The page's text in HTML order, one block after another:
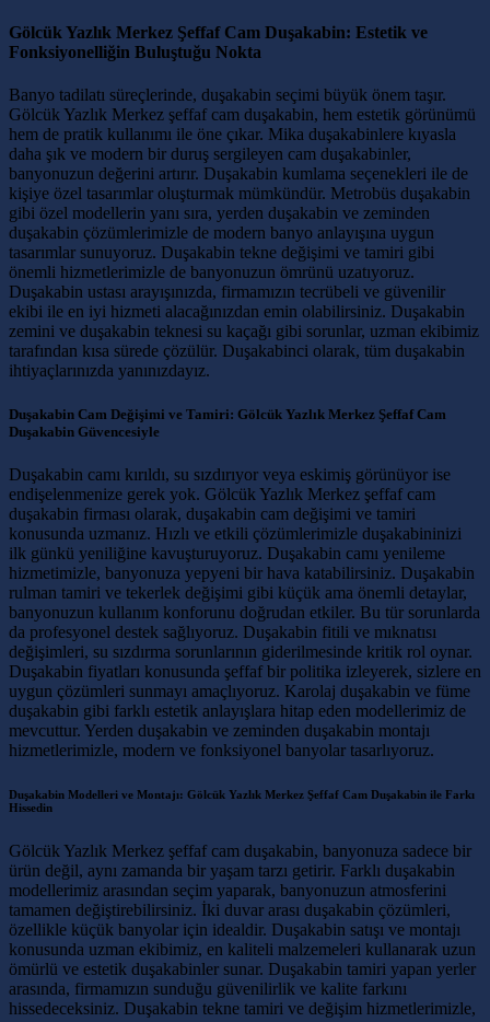
Gölcük Yazlık Merkez Şeffaf Cam Duşakabin: Estetik ve
Fonksiyonelliğin Buluştuğu Nokta
Banyo tadilatı süreçlerinde, duşakabin seçimi büyük önem taşır.
Gölcük Yazlık Merkez şeffaf cam duşakabin, hem estetik görünümü
hem de pratik kullanımı ile öne çıkar. Mika duşakabinlere kıyasla
daha şık ve modern bir duruş sergileyen cam duşakabinler,
banyonuzun değerini artırır. Duşakabin kumlama seçenekleri ile de
kişiye özel tasarımlar oluşturmak mümkündür. Metrobüs duşakabin
gibi özel modellerin yanı sıra, yerden duşakabin ve zeminden
duşakabin çözümlerimizle de modern banyo anlayışına uygun
tasarımlar sunuyoruz. Duşakabin tekne değişimi ve tamiri gibi
önemli hizmetlerimizle de banyonuzun ömrünü uzatıyoruz.
Duşakabin ustası arayışınızda, firmamızın tecrübeli ve güvenilir
ekibi ile en iyi hizmeti alacağınızdan emin olabilirsiniz. Duşakabin
zemini ve duşakabin teknesi su kaçağı gibi sorunlar, uzman ekibimiz
tarafından kısa sürede çözülür. Duşakabinci olarak, tüm duşakabin
ihtiyaçlarınızda yanınızdayız.
Duşakabin Cam Değişimi ve Tamiri: Gölcük Yazlık Merkez Şeffaf Cam
Duşakabin Güvencesiyle
Duşakabin camı kırıldı, su sızdırıyor veya eskimiş görünüyor ise
endişelenmenize gerek yok. Gölcük Yazlık Merkez şeffaf cam
duşakabin firması olarak, duşakabin cam değişimi ve tamiri
konusunda uzmanız. Hızlı ve etkili çözümlerimizle duşakabininizi
ilk günkü yeniliğine kavuşturuyoruz. Duşakabin camı yenileme
hizmetimizle, banyonuza yepyeni bir hava katabilirsiniz. Duşakabin
rulman tamiri ve tekerlek değişimi gibi küçük ama önemli detaylar,
banyonuzun kullanım konforunu doğrudan etkiler. Bu tür sorunlarda
da profesyonel destek sağlıyoruz. Duşakabin fitili ve mıknatısı
değişimleri, su sızdırma sorunlarının giderilmesinde kritik rol oynar.
Duşakabin fiyatları konusunda şeffaf bir politika izleyerek, sizlere en
uygun çözümleri sunmayı amaçlıyoruz. Karolaj duşakabin ve füme
duşakabin gibi farklı estetik anlayışlara hitap eden modellerimiz de
mevcuttur. Yerden duşakabin ve zeminden duşakabin montajı
hizmetlerimizle, modern ve fonksiyonel banyolar tasarlıyoruz.
Duşakabin Modelleri ve Montajı: Gölcük Yazlık Merkez Şeffaf Cam Duşakabin ile Farkı
Hissedin
Gölcük Yazlık Merkez şeffaf cam duşakabin, banyonuza sadece bir
ürün değil, aynı zamanda bir yaşam tarzı getirir. Farklı duşakabin
modellerimiz arasından seçim yaparak, banyonuzun atmosferini
tamamen değiştirebilirsiniz. İki duvar arası duşakabin çözümleri,
özellikle küçük banyolar için idealdir. Duşakabin satışı ve montajı
konusunda uzman ekibimiz, en kaliteli malzemeleri kullanarak uzun
ömürlü ve estetik duşakabinler sunar. Duşakabin tamiri yapan yerler
arasında, firmamızın sunduğu güvenilirlik ve kalite farkını
hissedeceksiniz. Duşakabin tekne tamiri ve değişim hizmetlerimizle,